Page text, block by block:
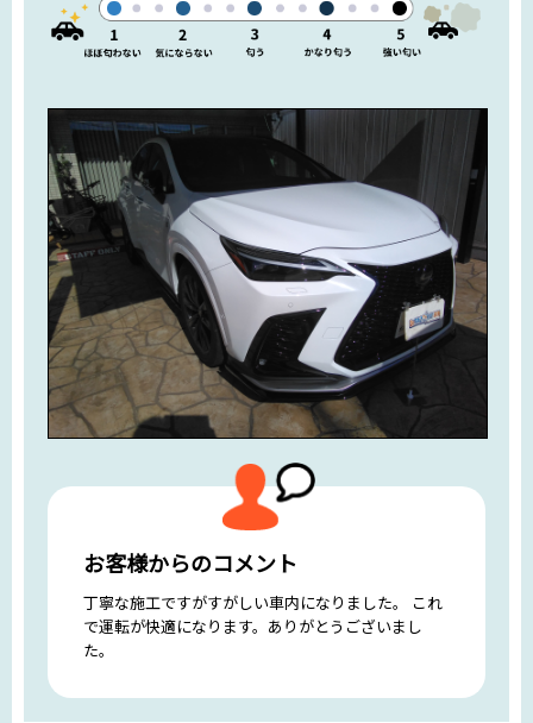
お客様からのコメント
丁寧な施工ですがすがしい車内になりました。 これ
で運転が快適になります。ありがとうございまし
た。